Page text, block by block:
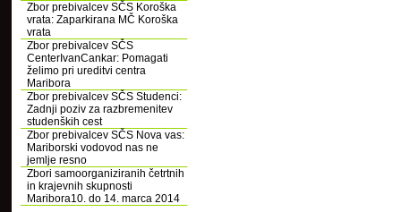
Zbor prebivalcev SČS Koroška
vrata: Zaparkirana MČ Koroška
vrata
Zbor prebivalcev SČS
CenterIvanCankar: Pomagati
želimo pri ureditvi centra
Maribora
Zbor prebivalcev SČS Studenci:
Zadnji poziv za razbremenitev
studenških cest
Zbor prebivalcev SČS Nova vas:
Mariborski vodovod nas ne
jemlje resno
Zbori samoorganiziranih četrtnih
in krajevnih skupnosti
Maribora10. do 14. marca 2014